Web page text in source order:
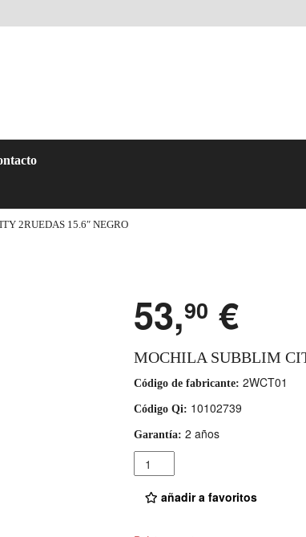
2RUEDAS 15.6″ NEGRO
53,90 €
MOCHILA SUBBLIM
Código de fabricante: 2WCT01
Código Qi: 10102739
Garantía: 2 años
Cantidad
añadir a favoritos